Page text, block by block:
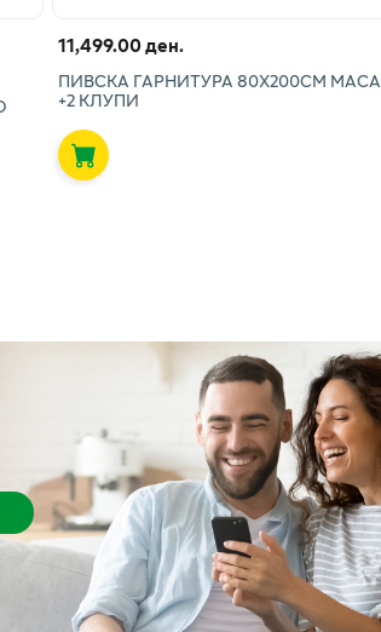
11,499.00 ден.
ПИВСКА ГАРНИТУРА 80Х200СМ МАСА
+2 КЛУПИ